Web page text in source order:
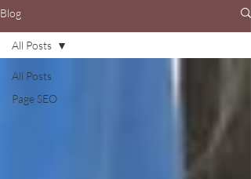
Blog
All Posts
Page SEO
All Posts